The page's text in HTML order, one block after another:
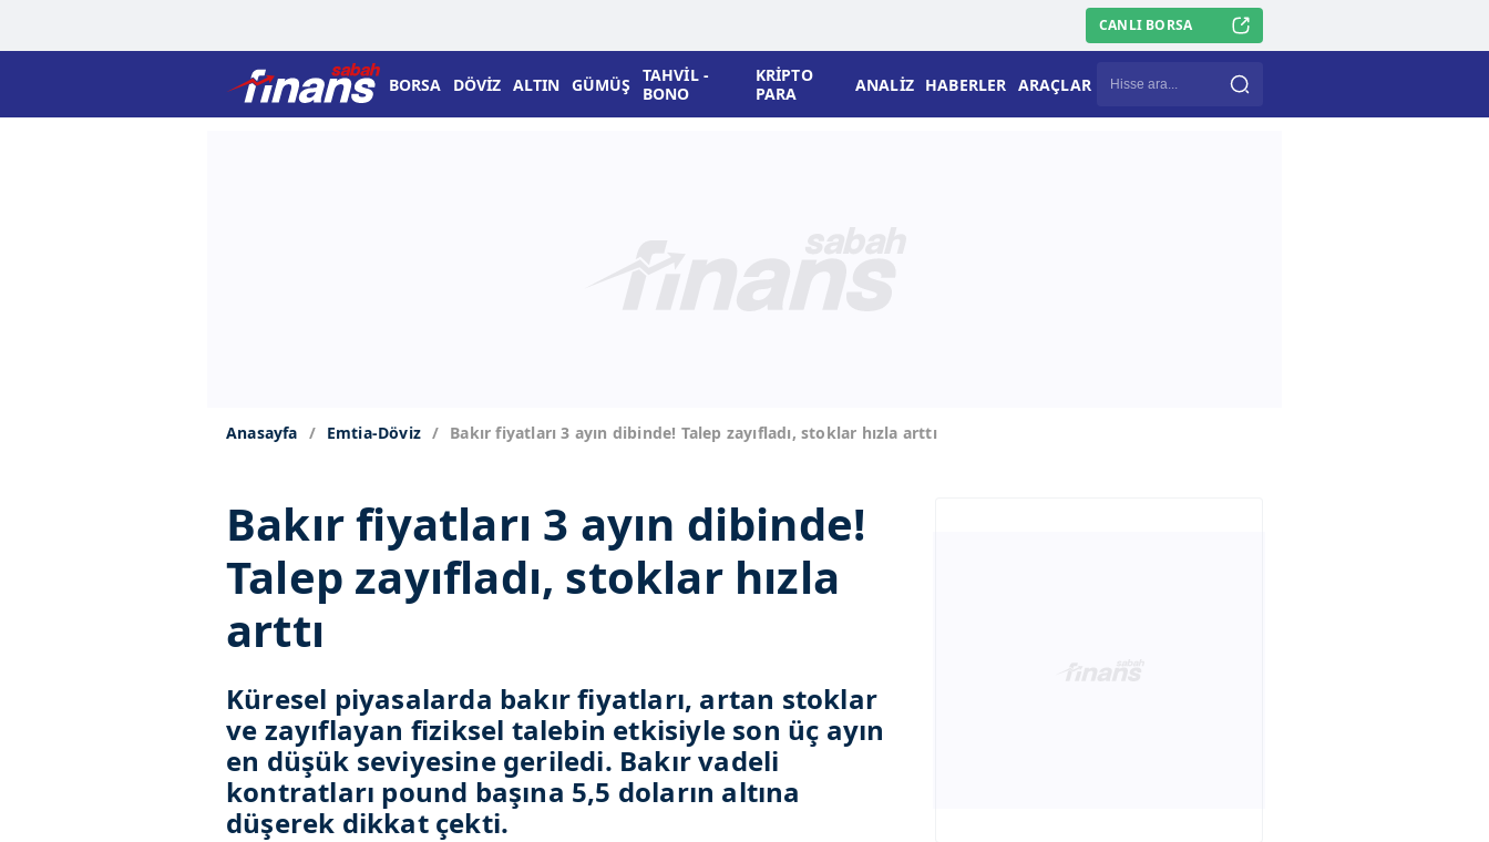
CANLI BORSA
BORSA DÖVİZ ALTIN GÜMÜŞ
TAHVİL -
BONO
KRİPTO
PARA
ANALİZ HABERLER ARAÇLAR
Anasayfa Emtia-Döviz Bakır fiyatları 3 ayın dibinde! Talep zayıfladı, stoklar hızla arttı
Bakır fiyatları 3 ayın dibinde!
Talep zayıfladı, stoklar hızla
arttı
Küresel piyasalarda bakır fiyatları, artan stoklar
ve zayıflayan fiziksel talebin etkisiyle son üç ayın
en düşük seviyesine geriledi. Bakır vadeli
kontratları pound başına 5,5 doların altına
düşerek dikkat çekti.